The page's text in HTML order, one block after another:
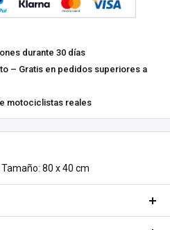
durante 30 días
– Gratis en pedidos superiores a
motociclistas reales
80 x 40 cm